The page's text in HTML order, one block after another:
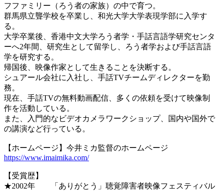
フファミリー（ろう者の家族）の中で育つ。
群馬県立聾学校を卒業し、和光大学大学表現学部に入学す
る。
大学卒業後、香港中文大学ろう者学・手話言語学研究センタ
ーへ2年間、研究生として留学し、ろう者学および手話言語
学を研究する。
帰国後、映像作家として生きることを決断する。
シュアール会社に入社し、手話TVチームディレクターを勤
務。
現在、手話TVの無料動画配信、多くの依頼を受けて映像制
作を活動している。
また、入門的なビデオカメラワークショップ、国内や国外で
の講演など行っている。
【ホームページ】今井ミカ監督のホームページ
https://www.imaimika.com/
【受賞歴】
★2002年 「ありがとう」聴覚障害者映像フェスティバル